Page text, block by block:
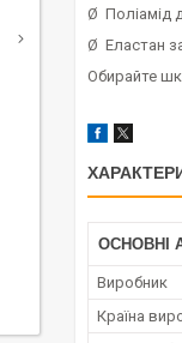
Ø Поліамід
Ø Еластан
Обирайте
ОСНОВНІ
Виробник
Країна